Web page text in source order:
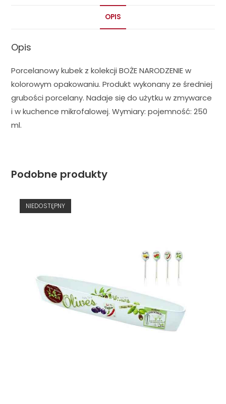
OPIS
Opis
Porcelanowy kubek z kolekcji BOŻE NARODZENIE w
kolorowym opakowaniu. Produkt wykonany ze średniej
grubości porcelany. Nadaje się do użytku w zmywarce
i w kuchence mikrofalowej. Wymiary: pojemność: 250
ml.
Podobne produkty
NIEDOSTĘPNY